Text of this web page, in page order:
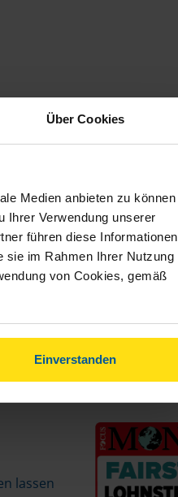
Über Cookies
Medien anbieten zu können
Ihrer Verwendung unserer
führen diese Informationen
sie im Rahmen Ihrer Nutzung
von Cookies, gemäß
Einverstanden
lassen